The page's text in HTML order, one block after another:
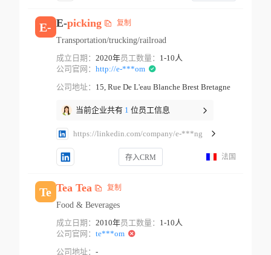
E- E-picking 复制
Transportation/trucking/railroad
成立日期： 2020年员工数量： 1-10人
公司官网： http://e-***om
公司地址： 15, Rue De L'eau Blanche Brest Bretagne
当前企业共有 1 位员工信息
https://linkedin.com/company/e-***ng
存入CRM 法国
Te Tea Tea 复制
Food & Beverages
成立日期： 2010年员工数量： 1-10人
公司官网： te***om
公司地址： -